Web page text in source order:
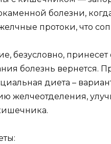
болезни,
протоки, что
безусловно, принесет
болезнь вернется.
диета –
желчеотделения,